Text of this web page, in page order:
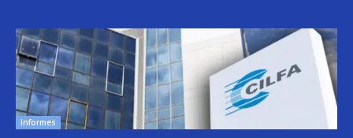
Informes